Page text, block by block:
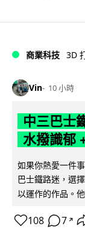
商業科技 3D
Vin 10 小時
中三巴士
水撥識郁
如果你熱愛一件
巴士鐵路迷，選
以運作的作品。
108 7 ↗